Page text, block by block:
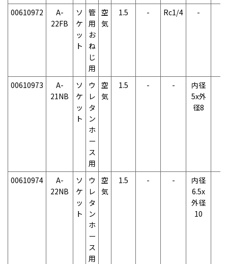
00610972
A-
22FB
ソ
ケ
ッ
ト
管
用
お
ね
じ
用
空
気
1.5 - Rc1/4 -
00610973
A-
21NB
ソ
ケ
ッ
ト
ウ
レ
タ
ン
ホ
ー
ス
用
空
気
1.5 - -
内径
5x外
径8
00610974
A-
22NB
ソ
ケ
ッ
ト
ウ
レ
タ
ン
ホ
ー
ス
用
空
気
1.5 - -
内径
6.5x
外径
10